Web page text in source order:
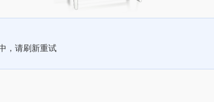
，请刷新重试